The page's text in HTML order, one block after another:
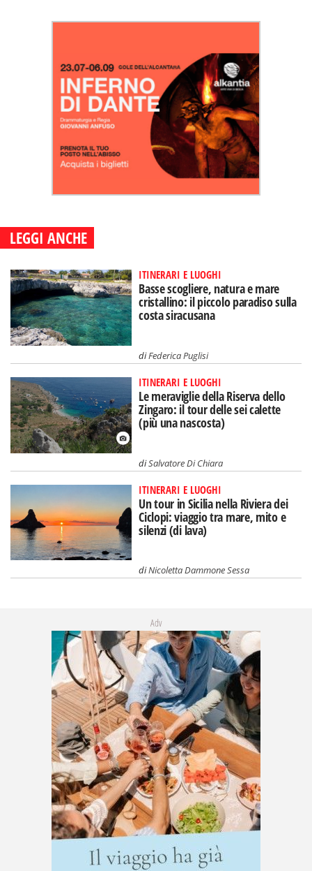
LEGGI ANCHE
ITINERARI E LUOGHI
Basse scogliere, natura e mare
cristallino: il piccolo paradiso sulla
costa siracusana
diFederica Puglisi
ITINERARI E LUOGHI
Le meraviglie della Riserva dello
Zingaro: il tour delle sei calette
(più una nascosta)
diSalvatore Di Chiara
ITINERARI E LUOGHI
Un tour in Sicilia nella Riviera dei
Ciclopi: viaggio tra mare, mito e
silenzi (di lava)
diNicoletta Dammone Sessa
Adv